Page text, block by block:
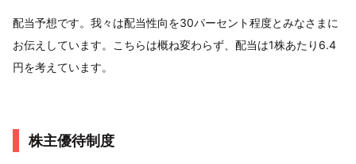
配当予想です。我々は配当性向を30パーセント程度とみなさまに
お伝えしています。こちらは概ね変わらず、配当は1株あたり6.4
円を考えています。
株主優待制度